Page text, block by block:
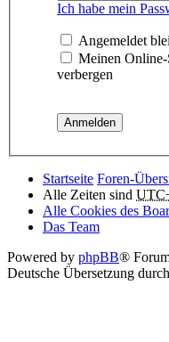
Ich habe mein
Angemeldet
Meinen Online-
verbergen
Startseite Foren-
Alle Zeiten sind
Alle Cookies des
Das Team
Powered by phpBB®
Deutsche Übersetzung durch